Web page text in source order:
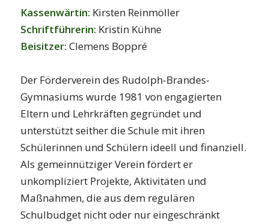
Kassenwärtin: Kirsten Reinmöller
Schriftführerin: Kristin Kühne
Beisitzer: Clemens Boppré
Der Förderverein des Rudolph-Brandes-
Gymnasiums wurde 1981 von engagierten
Eltern und Lehrkräften gegründet und
unterstützt seither die Schule mit ihren
Schülerinnen und Schülern ideell und finanziell.
Als gemeinnütziger Verein fördert er
unkompliziert Projekte, Aktivitäten und
Maßnahmen, die aus dem regulären
Schulbudget nicht oder nur eingeschränkt